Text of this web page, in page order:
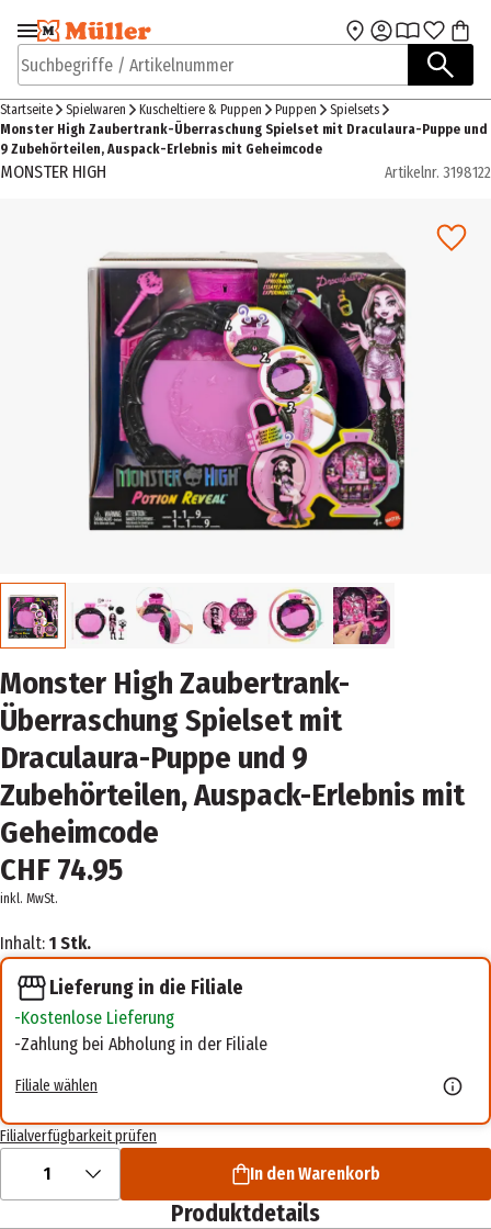
Zur Navigation
springen
Zum Hauptinhalt
Suchbegriffe / Artikelnummer
Startseite Spielwaren Kuscheltiere & Puppen Puppen
Spielsets
Monster High Zaubertrank-Überraschung Spielset mit Draculaura-Puppe und
9 Zubehörteilen, Auspack-Erlebnis mit Geheimcode
MONSTER HIGH Artikelnr. 3198122
Monster High Zaubertrank-
Überraschung Spielset mit
Draculaura-Puppe und 9
Zubehörteilen, Auspack-Erlebnis mit
Geheimcode
CHF 74.95
inkl. MwSt.
Inhalt: 1 Stk.
Lieferung in die Filiale
Kostenlose Lieferung
Zahlung bei Abholung in der Filiale
Filiale wählen
Filialverfügbarkeit prüfen
1 In den Warenkorb
Produktdetails